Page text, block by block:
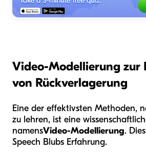
Video-Modellierung zur
von Rückverlagerung
Eine der effektivsten Methoden,
zu lehren, ist eine
namensVideo-Modellierung.
Speech Blubs Erfahrung.